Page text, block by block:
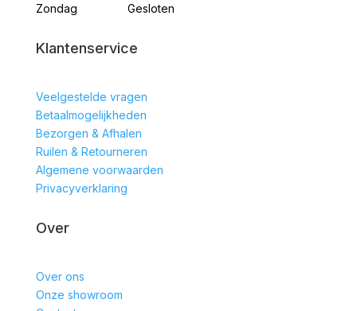
Zondag
Gesloten
Klantenservice
Veelgestelde vragen
Betaalmogelijkheden
Bezorgen & Afhalen
Ruilen & Retourneren
Algemene voorwaarden
Privacyverklaring
Over
Over ons
Onze showroom